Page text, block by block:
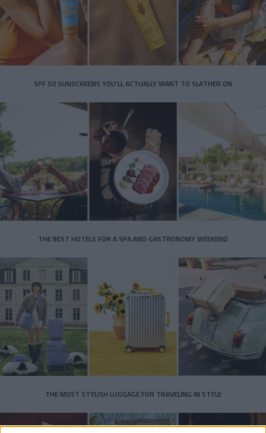
SPF 50 SUNSCREENS YOU'LL ACTUALLY WANT TO SLATHER ON
THE BEST HOTELS FOR A SPA AND GASTRONOMY WEEKEND
THE MOST STYLISH LUGGAGE FOR TRAVELING IN STYLE